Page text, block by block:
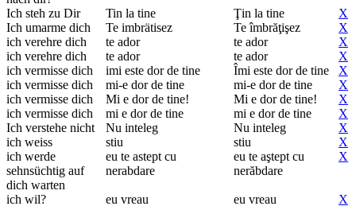
Ich steh zu Dir Tin la tine Ţin la tine
X
Ich umarme dich
Te imbrätisez Te îmbrăţişez
X
ich verehre dich
te ador te ador
X
ich verehre dich
te ador te ador
X
ich vermisse dich
imi este dor de tine Îmi este dor de tine
X
ich vermisse dich
mi-e dor de tine mi-e dor de tine
X
ich vermisse dich
Mi e dor de tine! Mi e dor de tine!
X
ich vermisse dich
mi e dor de tine mi e dor de tine
X
Ich verstehe nicht
Nu inteleg Nu inteleg
X
ich weiss
stiu stiu
X
ich werde
sehnsüchtig auf
dich warten
eu te astept cu
nerabdare
eu te aştept cu
nerăbdare
X
ich wil? eu vreau eu vreau
X